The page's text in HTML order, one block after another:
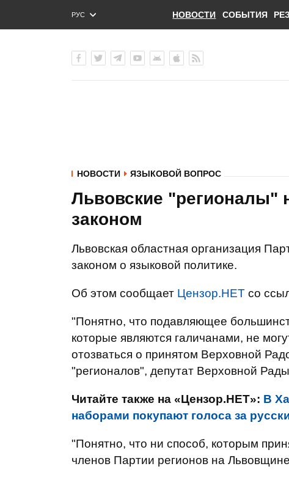
РУС
ENG
НОВОСТИ СОБЫТИЯ
НОВОСТИ ЯЗЫКОВОЙ ВОПРОС
Львовские
законом
Львовская областная организация
законом о языковой политике.
Об этом сообщает Цензор.НЕТ со
"Понятно, что подавляющее
которые являются галичанами, не
отозваться о принятом Верховной
"регионалов", депутат Верховной
Читайте также на «Цензор.НЕТ»: В
наборами покупают голоса за
"Понятно, что ни способ, которым
членов Партии регионов на